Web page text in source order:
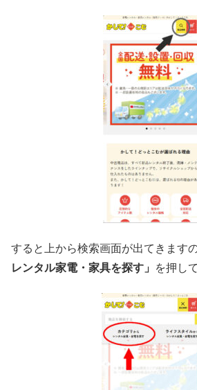
すると上から検索画面が出てきますの
レンタル家電・家具を探す」
を押し